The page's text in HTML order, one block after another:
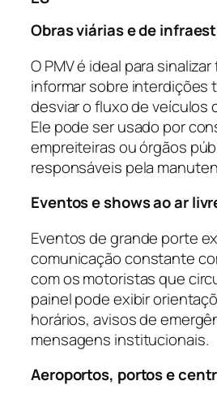
Obras viárias e de
O PMV é ideal para
informar sobre interdições
desviar o fluxo de veículos
Ele pode ser usado por
empreiteiras ou órgãos
responsáveis pela
Eventos e shows ao ar
Eventos de grande porte
comunicação constante
com os motoristas que
painel pode exibir
horários, avisos de
mensagens institucionais.
Aeroportos, portos e